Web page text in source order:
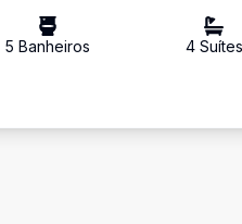
5 Banheiros 4Suítes